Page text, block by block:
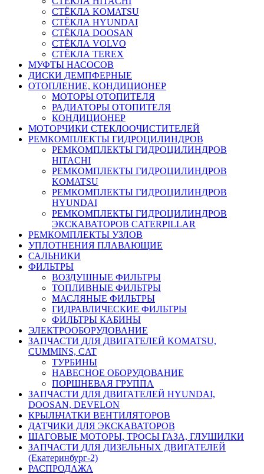
СТЁКЛА KOMATSU
СТЁКЛА HYUNDAI
СТЁКЛА DOOSAN
СТЁКЛА VOLVO
СТЁКЛА TEREX
МУФТЫ НАСОСОВ
ДИСКИ ДЕМПФЕРНЫЕ
ОТОПЛЕНИЕ, КОНДИЦИОНЕР
МОТОРЫ ОТОПИТЕЛЯ
РАДИАТОРЫ ОТОПИТЕЛЯ
КОНДИЦИОНЕР
МОТОРЧИКИ СТЕКЛООЧИСТИТЕЛЕЙ
РЕМКОМПЛЕКТЫ ГИДРОЦИЛИНДРОВ
РЕМКОМПЛЕКТЫ ГИДРОЦИЛИНДРОВ
HITACHI
РЕМКОМПЛЕКТЫ ГИДРОЦИЛИНДРОВ
KOMATSU
РЕМКОМПЛЕКТЫ ГИДРОЦИЛИНДРОВ
HYUNDAI
РЕМКОМПЛЕКТЫ ГИДРОЦИЛИНДРОВ
ЭКСКАВАТОРОВ CATERPILLAR
РЕМКОМПЛЕКТЫ УЗЛОВ
УПЛОТНЕНИЯ ПЛАВАЮЩИЕ
САЛЬНИКИ
ФИЛЬТРЫ
ВОЗДУШНЫЕ ФИЛЬТРЫ
ТОПЛИВНЫЕ ФИЛЬТРЫ
МАСЛЯНЫЕ ФИЛЬТРЫ
ГИДРАВЛИЧЕСКИЕ ФИЛЬТРЫ
ФИЛЬТРЫ КАБИНЫ
ЭЛЕКТРООБОРУДОВАНИЕ
ЗАПЧАСТИ ДЛЯ ДВИГАТЕЛЕЙ KOMATSU,
CUMMINS, CAT
ТУРБИНЫ
НАВЕСНОЕ ОБОРУДОВАНИЕ
ПОРШНЕВАЯ ГРУППА
ЗАПЧАСТИ ДЛЯ ДВИГАТЕЛЕЙ HYUNDAI,
DOOSAN, DEVELON
КРЫЛЬЧАТКИ ВЕНТИЛЯТОРОВ
ДАТЧИКИ ДЛЯ ЭКСКАВАТОРОВ
ШАГОВЫЕ МОТОРЫ, ТРОСЫ ГАЗА, ГЛУШИЛКИ
ЗАПЧАСТИ ДЛЯ ДИЗЕЛЬНЫХ ДВИГАТЕЛЕЙ
(Екатеринбург-2)
РАСПРОДАЖА